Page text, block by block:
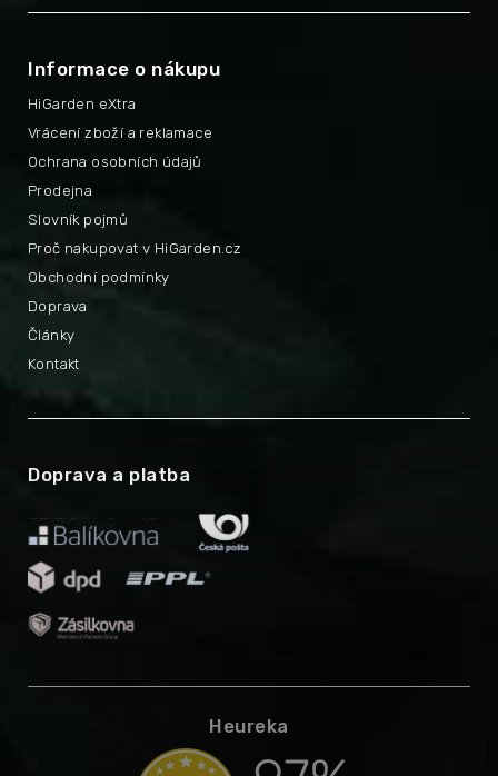
Informace o nákupu
HiGarden eXtra
Proč nakupovat v HiGarden.cz
Vrácení zboží a reklamace
Obchodní podmínky
Ochrana osobních údajů
Doprava
Prodejna
Články
Slovník pojmů
Kontakt
Doprava a platba
Heureka